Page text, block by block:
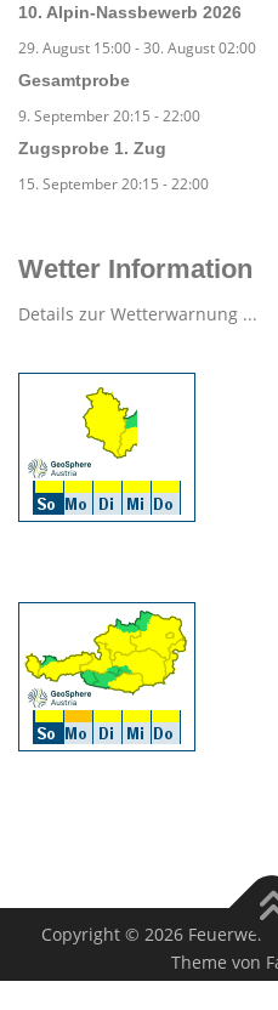
10. Alpin-Nassbewerb 2026
29. August 15:00-30. August 02:00
Gesamtprobe
9. September 20:15 -22:00
Zugsprobe 1. Zug
15. September 20:15 -22:00
Wetter Information
Details zur Wetterwarnung ...
Copyright © 2026
Theme von